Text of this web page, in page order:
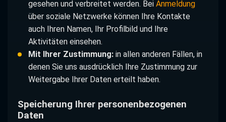
gesehen und verbreitet werden. Bei Anmeldung
über soziale Netzwerke können Ihre Kontakte
auch Ihren Namen, Ihr Profilbild und Ihre
Aktivitäten einsehen.
Mit Ihrer Zustimmung:in allen anderen Fällen, in
denen Sie uns ausdrücklich Ihre Zustimmung zur
Weitergabe Ihrer Daten erteilt haben.
Speicherung Ihrer personenbezogenen
Daten